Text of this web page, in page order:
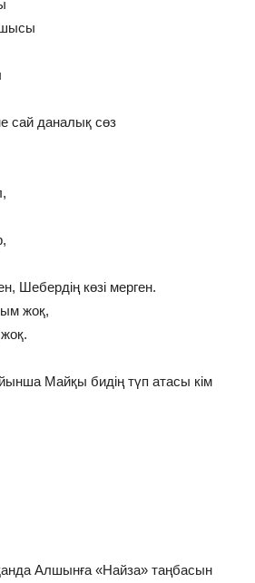
сай даналық сөз
Шебердің көзі мерген.
жоқ,
Майқы бидің түп атасы кім
Алшынға «Найза» таңбасын